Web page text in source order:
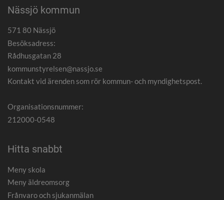
Nässjö kommun
571 80 Nässjö
Besöksadress:
Rådhusgatan 28
kommunstyrelsen@nassjo.se
Kontakt vid ärenden som rör kommun- och myndighetspost.
Organisationsnummer:
212000-0548
Hitta snabbt
Meny skola
Meny äldreomsorg
Frånvaro och sjukanmälan